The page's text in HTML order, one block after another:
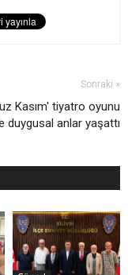
Sonraki »
Kasım' tiyatro oyunu
duygusal anlar yaşattı